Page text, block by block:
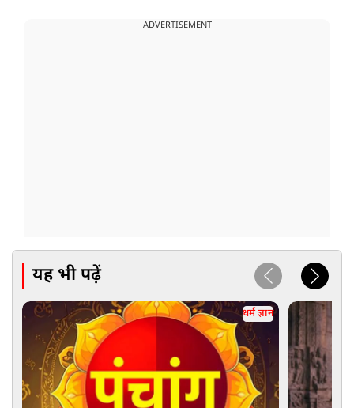
ADVERTISEMENT
यह भी पढ़ें
धर्म ज्ञान